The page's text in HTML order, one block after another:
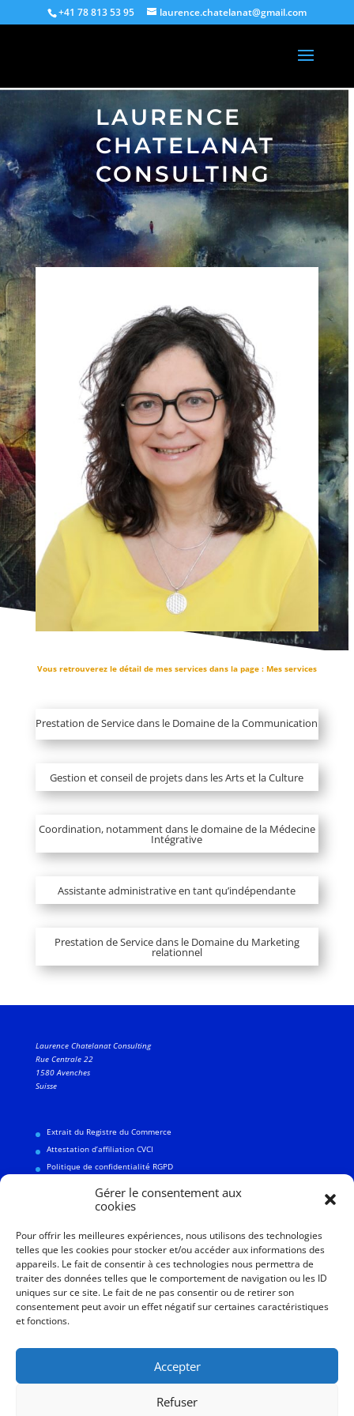
Gérer le consentement aux
cookies
Pour offrir les meilleures expériences, nous utilisons des technologies
telles que les cookies pour stocker et/ou accéder aux informations des
appareils. Le fait de consentir à ces technologies nous permettra de
traiter des données telles que le comportement de navigation ou les ID
uniques sur ce site. Le fait de ne pas consentir ou de retirer son
consentement peut avoir un effet négatif sur certaines caractéristiques
et fonctions.
Accepter
Refuser
+41 78 813 53 95 laurence.chatelanat@gmail.com
LAURENCE
CHATELANAT
CONSULTING
Vous retrouverez le détail de mes services dans la page : Mes services
Prestation de Service dans le Domaine de la Communication
Gestion et conseil de projets dans les Arts et la Culture
Coordination, notamment dans le domaine de la Médecine
Intégrative
Assistante administrative en tant qu’indépendante
Prestation de Service dans le Domaine du Marketing
relationnel
Laurence Chatelanat Consulting
Rue Centrale 22
1580 Avenches
Suisse
Extrait du Registre du Commerce
Attestation d’affiliation CVCI
Politique de confidentialité RGPD
CVCI
Commune d’Avenches